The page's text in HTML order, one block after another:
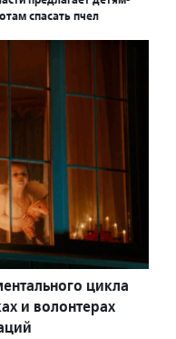
спасать пчел
цикла
и волонтерах